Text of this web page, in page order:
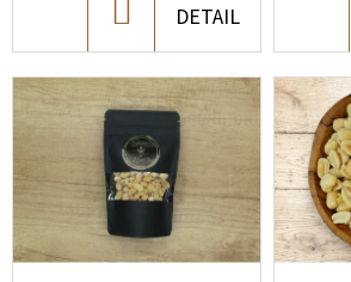
T
O
V
KOŠÍKA
DETAIL